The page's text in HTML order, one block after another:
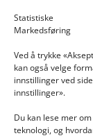
Statistiske
Markedsføring
Ved å trykke
kan også velge
innstillinger ved
innstillinger».
Du kan lese mer
teknologi, og